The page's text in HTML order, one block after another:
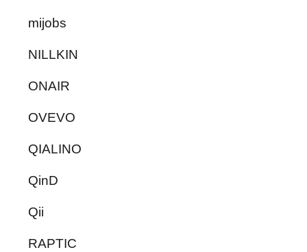
mijobs
NILLKIN
ONAIR
OVEVO
QIALINO
QinD
Qii
RAPTIC